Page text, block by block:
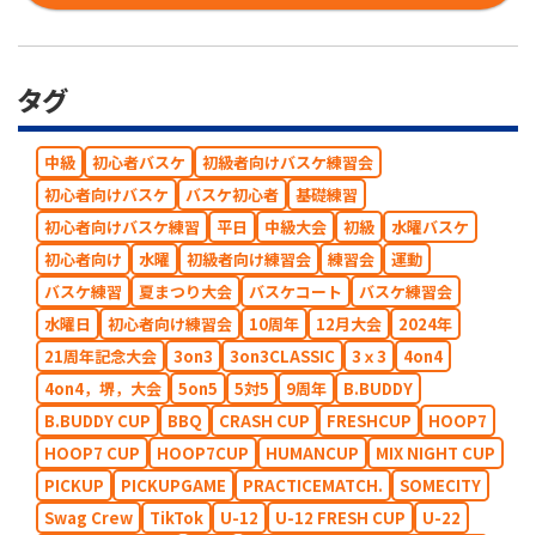
タグ
中級 初心者バスケ
初級者向けバスケ練習会
初心者向けバスケ
バスケ初心者
基礎練習
初心者向けバスケ練習
平日 中級大会 初級
水曜バスケ
初心者向け
水曜 初級者向け練習会 練習会
運動
バスケ練習
夏まつり大会 バスケコート
バスケ練習会
水曜日
初心者向け練習会 10周年 12月大会
2024年
21周年記念大会
3on3 3on3CLASSIC 3ｘ3
4on4
4on4，堺，大会
5on5 5対5 9周年
B.BUDDY
B.BUDDY CUP
BBQ CRASH CUP FRESHCUP
HOOP7
HOOP7 CUP
HOOP7CUP HUMANCUP
MIX NIGHT CUP
PICKUP
PICKUPGAME PRACTICEMATCH.
SOMECITY
Swag Crew
TikTok U-12 U-12 FRESH CUP
U-22